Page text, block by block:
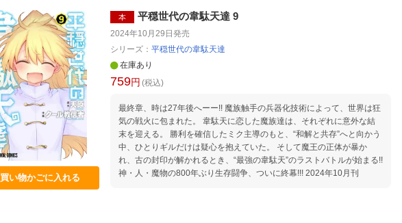
買い物かごに入れる
本 平穏世代の韋駄天達 9
2024年10月29日 発売
シリーズ： 平穏世代の韋駄天達
在庫あり
759円 (税込)
最終章、時は27年後へーー!! 魔族触手の兵器化技術によって、世界は狂
気の戦火に包まれた。 韋駄天に恋した魔族達は、それぞれに意外な結
末を迎える。 勝利を確信したミク主導のもと、“和解と共存”へと向かう
中、ひとりギルだけは疑心を抱えていた。 そして魔王の正体が暴か
れ、古の封印が解かれるとき、“最強の韋駄天”のラストバトルが始まる!!
神・人・魔物の800年ぶり生存闘争、ついに終幕!!! 2024年10月刊